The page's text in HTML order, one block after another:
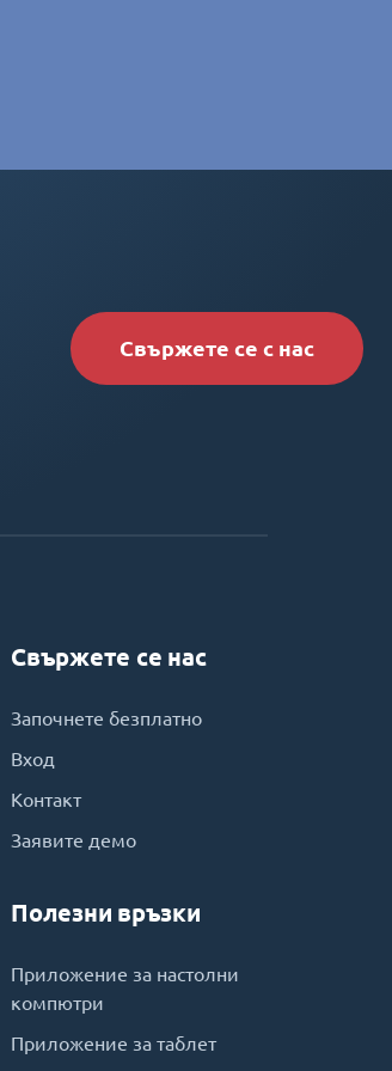
Свържете се с нас
Свържете се нас
Започнете безплатно
Вход
Контакт
Заявите демо
Полезни връзки
Приложение за настолни
компютри
Приложение за таблет